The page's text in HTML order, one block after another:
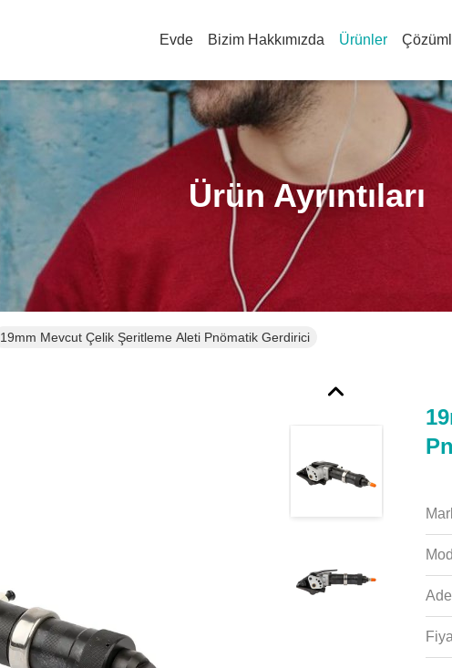
Evde Bizim Hakkımızda Ürünler
Ürün Ayrıntıları
19mm Mevcut Çelik Şeritleme Aleti Pnömatik Gerdirici